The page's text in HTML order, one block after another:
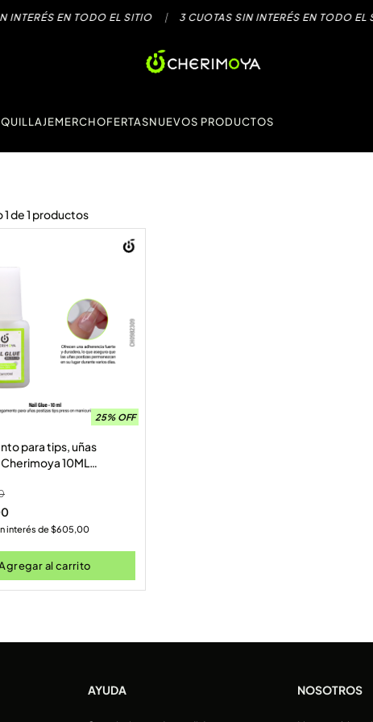
EN TODO EL SITIO | 3 CUOTAS SIN INTERÉS EN TODO EL SITIO
MERCHOFERTASNUEVOS PRODUCTOS
1de1 productos
25% OFF
para tips, uñas
10ML
interés de $605,00
al carrito
AYUDA NOSOTROS